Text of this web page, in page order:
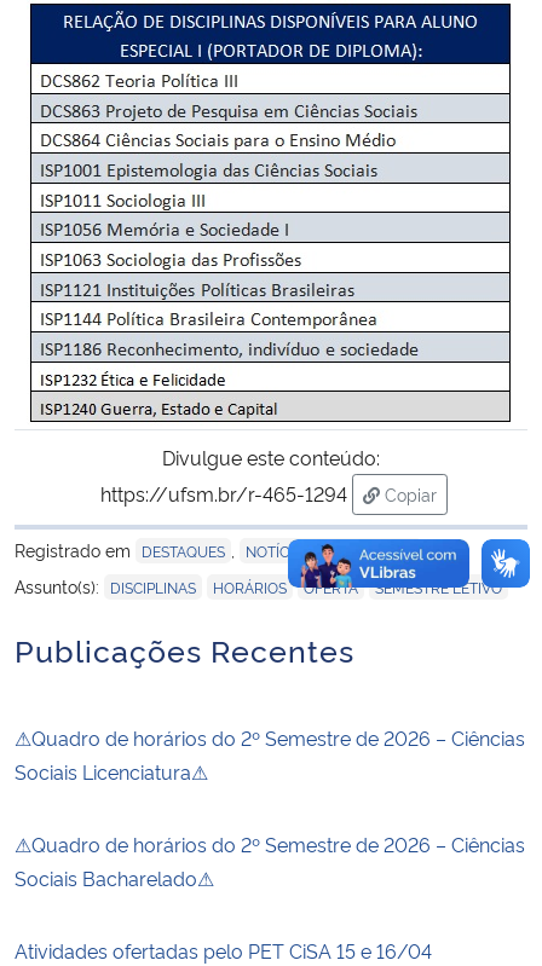
Planalto
Divulgue este conteúdo:
https://ufsm.br/r-465-1294
Copiar
para área de
Registrado em
DESTAQUES NOTÍCIAS LICENCIATURA
Assunto(s): DISCIPLINAS HORÁRIOS , OFERTA , SEMESTRE LETIVO
Publicações Recentes
⚠Quadro de horários do 2º Semestre de 2026 – Ciências
Sociais Licenciatura⚠
⚠Quadro de horários do 2º Semestre de 2026 – Ciências
Sociais Bacharelado⚠
Atividades ofertadas pelo PET CiSA 15 e 16/04